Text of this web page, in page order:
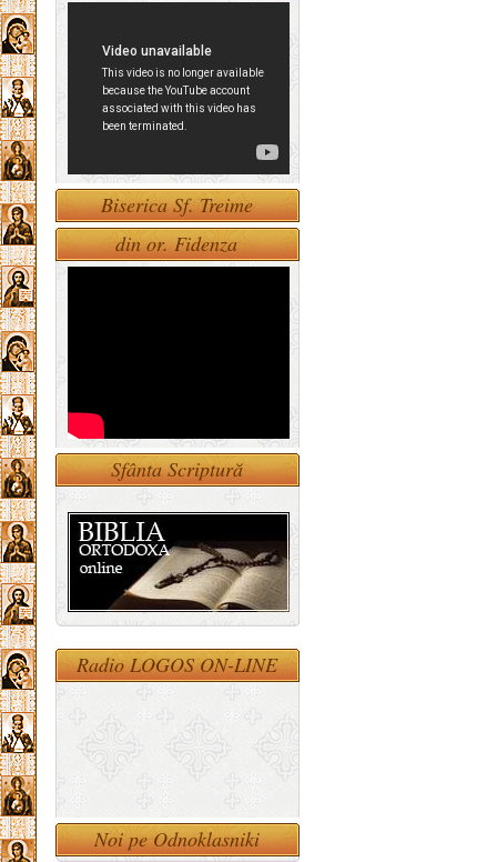
Biserica Sf. Treime
din or. Fidenza
Sfânta Scriptură
Radio LOGOS ON-LINE
Noi pe Odnoklasniki